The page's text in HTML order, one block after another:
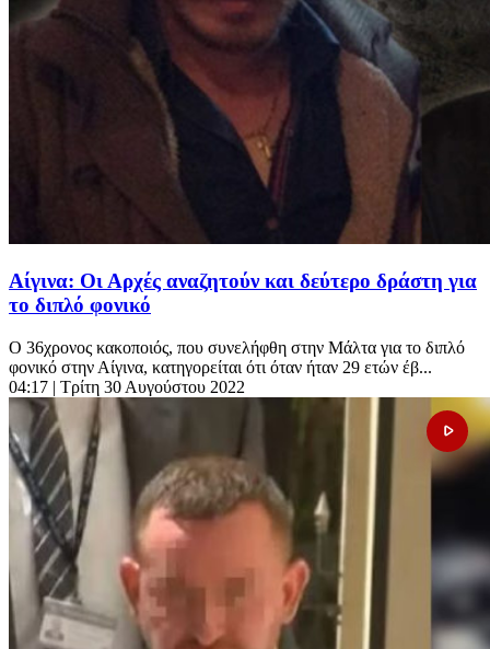
Αίγινα: Οι Αρχές αναζητούν και δεύτερο δράστη για
το διπλό φονικό
Ο 36χρονος κακοποιός, που συνελήφθη στην Μάλτα για το διπλό
φονικό στην Αίγινα, κατηγορείται ότι όταν ήταν 29 ετών έβ...
04:17 | Τρίτη 30 Αυγούστου 2022